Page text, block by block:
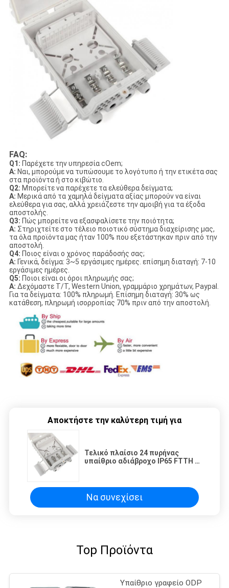
FAQ:
Q1: Παρέχετε την υπηρεσία cOem;
Α: Ναι, μπορούμε να τυπώσουμε το λογότυπο ή την ετικέτα σας
στα προϊόντα ή στο κιβώτιο.
Q2: Μπορείτε να παρέχετε τα ελεύθερα δείγματα;
Α: Μερικά από τα χαμηλά δείγματα αξίας μπορούν να είναι
ελεύθερα για σας, αλλά χρειάζεστε την αμοιβή για τα έξοδα
αποστολής.
Q3: Πώς μπορείτε να εξασφαλίσετε την ποιότητα;
Α: Στηριχτείτε στο τέλειο ποιοτικό σύστημα διαχείρισης μας,
τα όλα προϊόντα μας ήταν 100% που εξετάστηκαν πριν από την
αποστολή.
Q4: Ποιος είναι ο χρόνος παράδοσής σας;
Α: Γενικά, δείγμα: 3~5 εργάσιμες ημέρες. επίσημη διαταγή: 7-10
εργάσιμες ημέρες.
Q5: Ποιοι είναι οι όροι πληρωμής σας;
Α: Δεχόμαστε T/T, Western Union, γραμμάριο χρημάτων, Paypal.
Για τα δείγματα: 100% πληρωμή. Επίσημη διαταγή: 30% ως
κατάθεση, πληρωμή ισορροπίας 70% πριν από την αποστολή.
Αποκτήστε την καλύτερη τιμή για
Τελικό πλαίσιο 24 πυρήνας
υπαίθριο αδιάβροχο IP65 FTTH 4
Να συνεχίσει
Top Προϊόντα
Υπαίθριο γραφείο ODP